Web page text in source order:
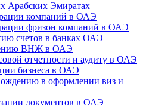
Арабских Эмиратах
компаний в ОАЭ
фризон компаний в ОАЭ
счетов в банках ОАЭ
ВНЖ в ОАЭ
отчетности и аудиту в ОАЭ
бизнеса в ОАЭ
в оформлении виз и
документов в ОАЭ